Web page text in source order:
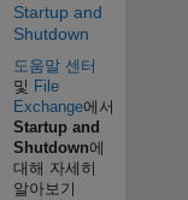
Startup and
Shutdown
도움말 센터
및 File
Exchange에서
Startup and
Shutdown에
대해 자세히
알아보기